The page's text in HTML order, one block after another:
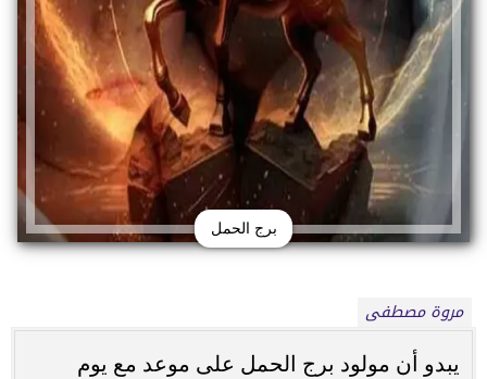
برج الحمل
مروة مصطفى
يبدو أن مولود برج الحمل على موعد مع يوم